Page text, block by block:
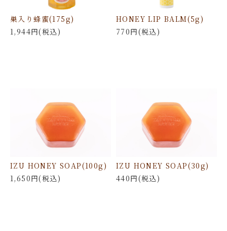
巣入り蜂蜜(175g)
1,944円(税込)
HONEY LIP BALM(5g)
770円(税込)
IZU HONEY SOAP(100g)
1,650円(税込)
IZU HONEY SOAP(30g)
440円(税込)